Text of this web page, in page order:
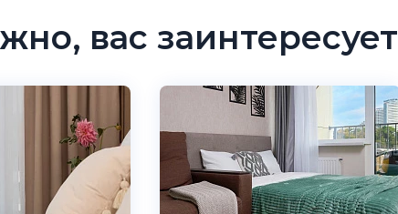
вас заинтересует